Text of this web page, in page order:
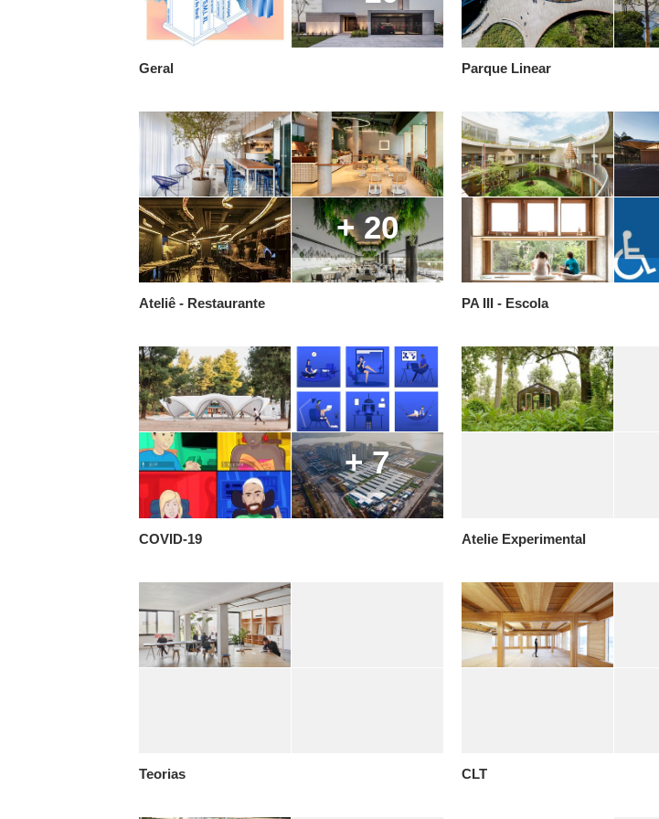
Geral Parque Linear
+ 20
Ateliê - Restaurante PA III - Escola
+ 7
COVID-19 Atelie Experimental
Teorias CLT